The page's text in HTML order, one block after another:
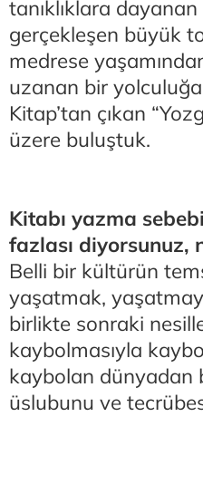
tanıklıklara
gerçekleşen büyük
medrese
uzanan bir yolculuğa
Kitap’tan çıkan
üzere buluştuk.
Kitabı yazma
fazlası diyorsunuz,
Belli bir kültürün
yaşatmak,
birlikte sonraki
kaybolmasıyla
kaybolan dünyadan
üslubunu ve